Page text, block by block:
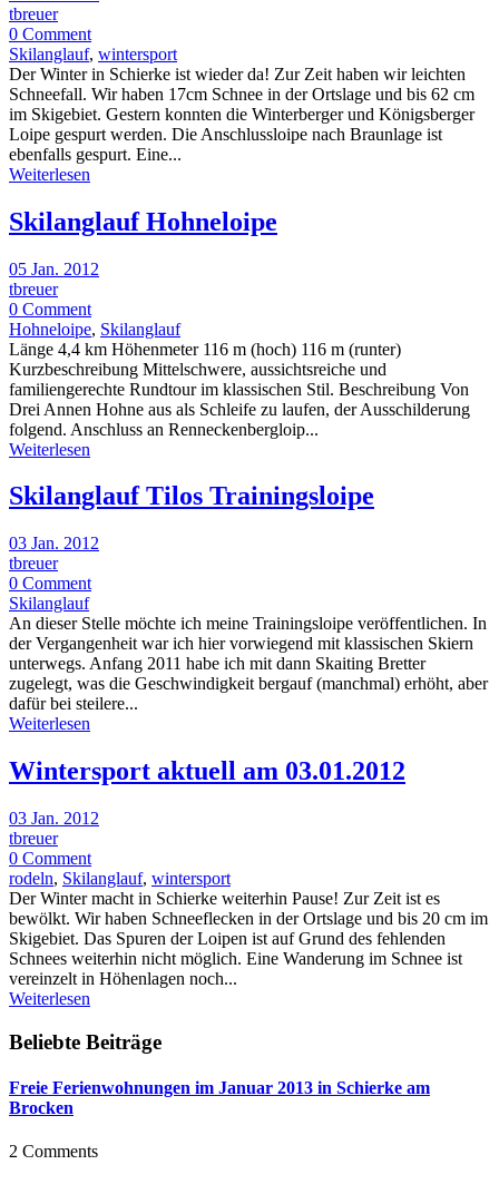
tbreuer
0 Comment
Skilanglauf, wintersport
Der Winter in Schierke ist wieder da! Zur Zeit haben wir leichten
Schneefall. Wir haben 17cm Schnee in der Ortslage und bis 62 cm
im Skigebiet. Gestern konnten die Winterberger und Königsberger
Loipe gespurt werden. Die Anschlussloipe nach Braunlage ist
ebenfalls gespurt. Eine...
Weiterlesen
Skilanglauf Hohneloipe
05 Jan. 2012
tbreuer
0 Comment
Hohneloipe, Skilanglauf
Länge 4,4 km Höhenmeter 116 m (hoch) 116 m (runter)
Kurzbeschreibung Mittelschwere, aussichtsreiche und
familiengerechte Rundtour im klassischen Stil. Beschreibung Von
Drei Annen Hohne aus als Schleife zu laufen, der Ausschilderung
folgend. Anschluss an Renneckenbergloip...
Weiterlesen
Skilanglauf Tilos Trainingsloipe
03 Jan. 2012
tbreuer
0 Comment
Skilanglauf
An dieser Stelle möchte ich meine Trainingsloipe veröffentlichen. In
der Vergangenheit war ich hier vorwiegend mit klassischen Skiern
unterwegs. Anfang 2011 habe ich mit dann Skaiting Bretter
zugelegt, was die Geschwindigkeit bergauf (manchmal) erhöht, aber
dafür bei steilere...
Weiterlesen
Wintersport aktuell am 03.01.2012
03 Jan. 2012
tbreuer
0 Comment
rodeln, Skilanglauf, wintersport
Der Winter macht in Schierke weiterhin Pause! Zur Zeit ist es
bewölkt. Wir haben Schneeflecken in der Ortslage und bis 20 cm im
Skigebiet. Das Spuren der Loipen ist auf Grund des fehlenden
Schnees weiterhin nicht möglich. Eine Wanderung im Schnee ist
vereinzelt in Höhenlagen noch...
Weiterlesen
Beliebte Beiträge
Freie Ferienwohnungen im Januar 2013 in Schierke am
Brocken
2 Comments